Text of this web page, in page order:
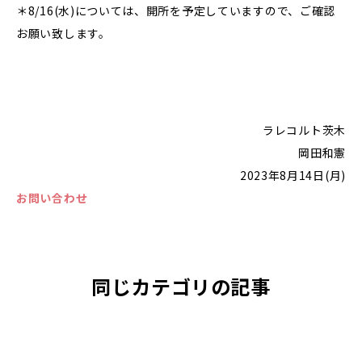
＊8/16(水)については、開所を予定していますので、ご確認
お願い致します。
ラレコルト茨木
岡田和憲
2023年8月14日(月)
お問い合わせ
同じカテゴリの記事